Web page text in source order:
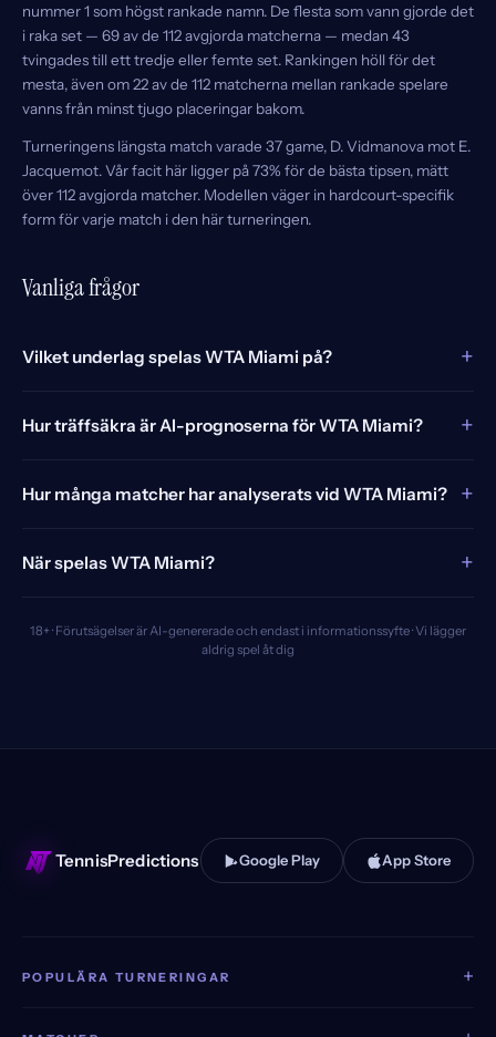
nummer 1 som högst rankade namn. De flesta som vann gjorde det
i raka set — 69 av de 112 avgjorda matcherna — medan 43
tvingades till ett tredje eller femte set. Rankingen höll för det
mesta, även om 22 av de 112 matcherna mellan rankade spelare
vanns från minst tjugo placeringar bakom.
Turneringens längsta match varade 37 game, D. Vidmanova mot E.
Jacquemot. Vår facit här ligger på 73% för de bästa tipsen, mätt
över 112 avgjorda matcher. Modellen väger in hardcourt-specifik
form för varje match i den här turneringen.
Vanliga frågor
Vilket underlag spelas WTA Miami på? +
Hur träffsäkra är AI-prognoserna för WTA Miami? +
Hur många matcher har analyserats vid WTA Miami? +
När spelas WTA Miami? +
18+ · Förutsägelser är AI-genererade och endast i informationssyfte · Vi lägger
aldrig spel åt dig
TennisPredictions Google Play App Store
POPULÄRA TURNERINGAR +